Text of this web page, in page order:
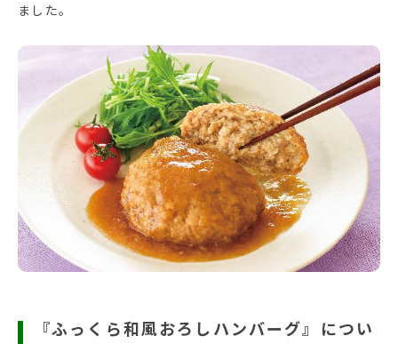
ました。
『ふっくら和風おろしハンバーグ』につい